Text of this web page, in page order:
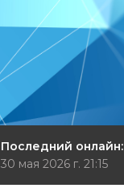
Последний онлайн:
30 мая 2026 г. 21:15